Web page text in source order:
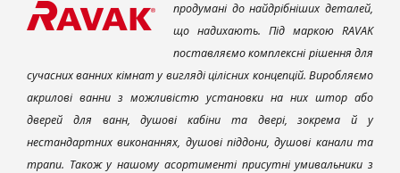
продумані до найдрібніших деталей,
що надихають. Під маркою RAVAK
поставляємо комплексні рішення для
сучасних ванних кімнат у вигляді цілісних концепцій. Виробляємо
акрилові ванни з можливістю установки на них штор або
дверей для ванн, душові кабіни та двері, зокрема й у
нестандартних виконаннях, душові піддони, душові канали та
трапи. Також у нашому асортименті присутні умивальники з